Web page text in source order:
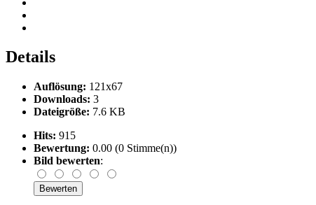
Details
Auflösung: 121x67
Downloads: 3
Dateigröße: 7.6 KB
Hits: 915
Bewertung: 0.00 (0 Stimme(n))
Bild bewerten: